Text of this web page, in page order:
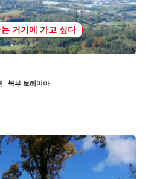
는 거기에 가고 싶다
북부 보헤미아